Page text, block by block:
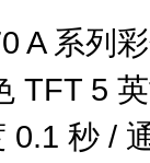
A 系列
TFT 5
0.1 秒 /